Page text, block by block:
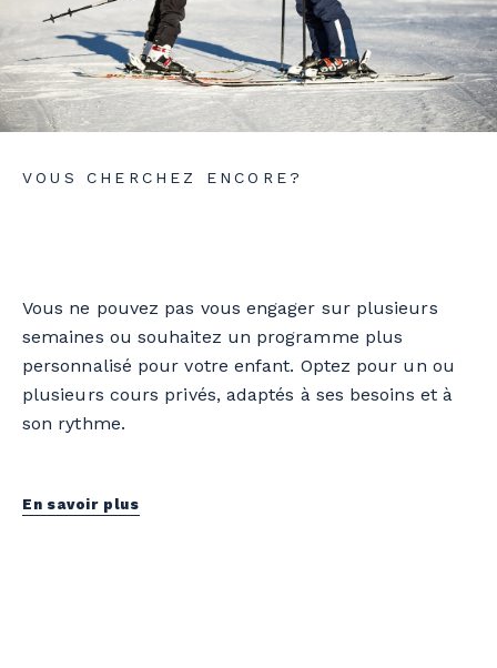
VOUS CHERCHEZ ENCORE?
Vous ne pouvez pas vous engager sur plusieurs
semaines ou souhaitez un programme plus
personnalisé pour votre enfant. Optez pour un ou
plusieurs cours privés, adaptés à ses besoins et à
son rythme.
En savoir plus